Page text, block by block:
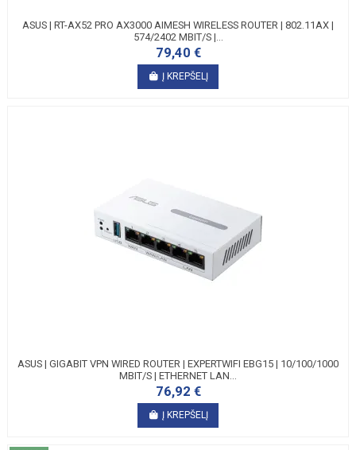
ASUS | RT-AX52 PRO AX3000 AIMESH WIRELESS ROUTER | 802.11AX |
574/2402 MBIT/S |...
79,40 €
Į KREPŠELĮ
ASUS | GIGABIT VPN WIRED ROUTER | EXPERTWIFI EBG15 | 10/100/1000
MBIT/S | ETHERNET LAN...
76,92 €
Į KREPŠELĮ